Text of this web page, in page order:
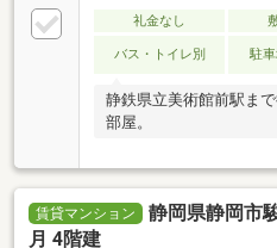
礼金なし
バス・トイレ別 駐
静鉄県立美術館前駅ま
部屋。
賃貸マンション
静岡県静岡市
月 4階建